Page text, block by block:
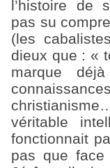
l’histoire de
pas su
(les
dieux que : «
marque
véritable
fonctionnait
pas que face